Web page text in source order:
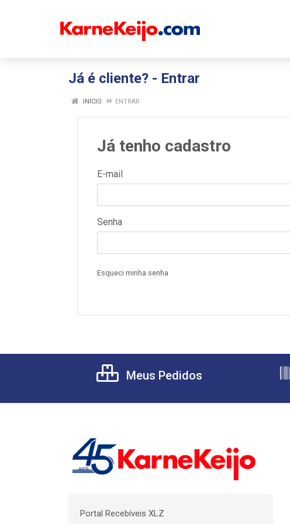
Já é cliente? - Entrar
INÍCIO ENTRAR
Já tenho cadastro
E-mail
Senha
Esqueci minha senha
Meus Pedidos
Portal Recebíveis XLZ